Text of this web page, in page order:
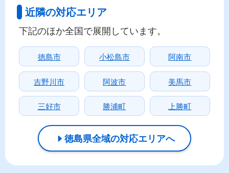
近隣の対応エリア
下記のほか全国で展開しています。
徳島市 小松島市 阿南市
吉野川市 阿波市 美馬市
三好市 勝浦町 上勝町
徳島県全域の対応エリアへ